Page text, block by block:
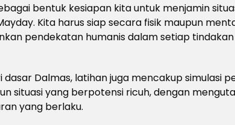
bentuk kesiapan kita untuk menjamin
Kita harus siap secara fisik maupun
pendekatan humanis dalam setiap tindakan
dasar Dalmas, latihan juga mencakup simulasi
situasi yang berpotensi ricuh, dengan
yang berlaku.